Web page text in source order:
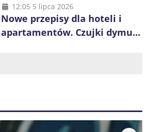
konkurencji
12:05 5 lipca 2026
Nowe przepisy dla hoteli i
apartamentów. Czujki dymu